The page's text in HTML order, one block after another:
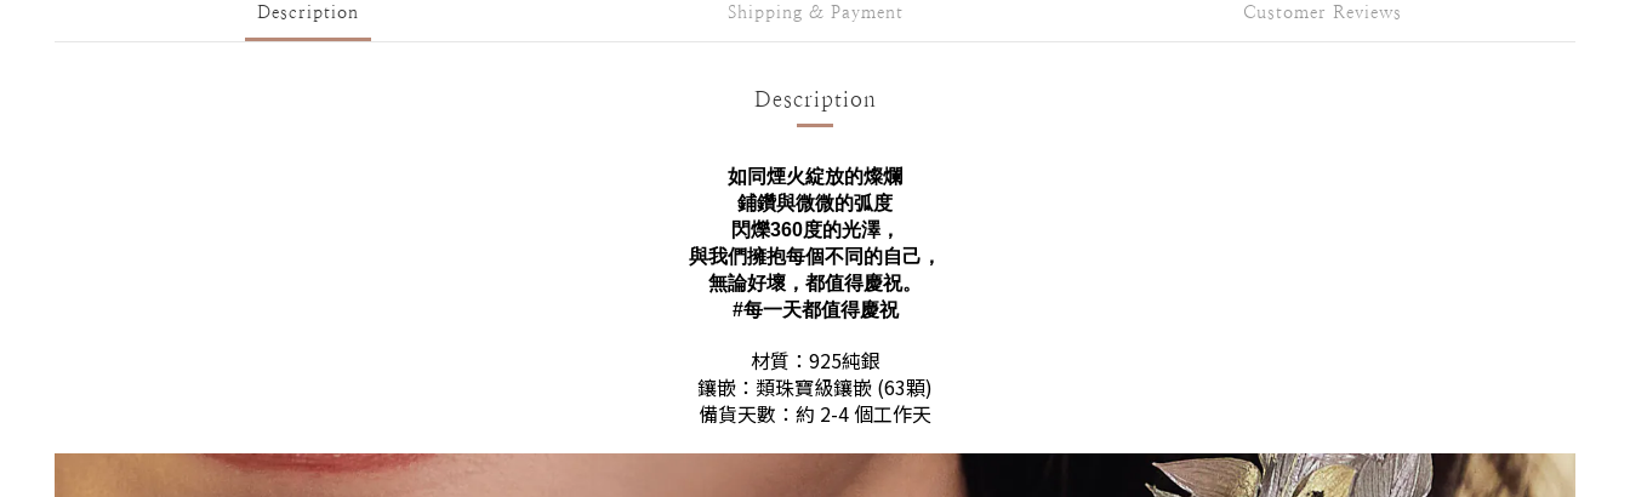
Description Shipping & Payment Customer Reviews
Description
如同煙火綻放的燦爛
鋪鑽與微微的弧度
閃爍360度的光澤，
與我們擁抱每個不同的自己，
無論好壞，都值得慶祝。
#每一天都值得慶祝
材質：925純銀
鑲嵌：類珠寶級鑲嵌 (63顆)
備貨天數：約 2-4 個工作天